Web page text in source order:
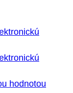
hodnotou